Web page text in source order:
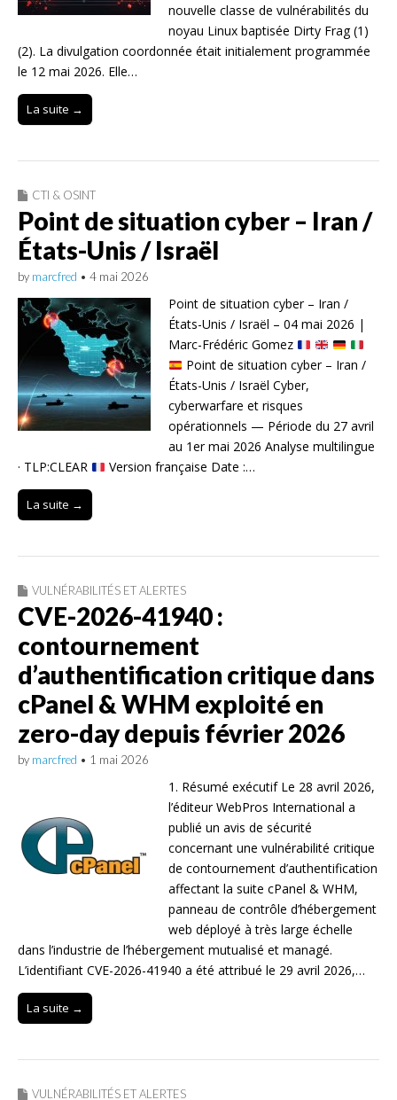
nouvelle classe de vulnérabilités du
noyau Linux baptisée Dirty Frag (1)
(2). La divulgation coordonnée était initialement programmée
le 12 mai 2026. Elle…
La suite →
CTI & OSINT
Point de situation cyber – Iran /
États-Unis / Israël
by marcfred • 4 mai 2026
Point de situation cyber – Iran /
États-Unis / Israël – 04 mai 2026 |
Marc-Frédéric Gomez
Point de situation cyber – Iran /
États-Unis / Israël Cyber,
cyberwarfare et risques
opérationnels — Période du 27 avril
au 1er mai 2026 Analyse multilingue
· TLP:CLEAR
Version française Date :…
La suite →
VULNÉRABILITÉS ET ALERTES
CVE-2026-41940 :
contournement
d’authentification critique dans
cPanel & WHM exploité en
zero-day depuis février 2026
by marcfred • 1 mai 2026
1. Résumé exécutif Le 28 avril 2026,
l’éditeur WebPros International a
publié un avis de sécurité
concernant une vulnérabilité critique
de contournement d’authentification
affectant la suite cPanel & WHM,
panneau de contrôle d’hébergement
web déployé à très large échelle
dans l’industrie de l’hébergement mutualisé et managé.
L’identifiant CVE-2026-41940 a été attribué le 29 avril 2026,…
La suite →
VULNÉRABILITÉS ET ALERTES